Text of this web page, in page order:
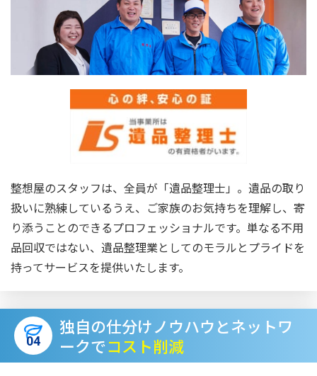
整想屋のスタッフは、全員が「遺品整理士」。遺品の取り
扱いに熟練しているうえ、ご家族のお気持ちを理解し、寄
り添うことのできるプロフェッショナルです。単なる不用
品回収ではない、遺品整理業としてのモラルとプライドを
持ってサービスを提供いたします。
04
独自の仕分けノウハウとネットワ
ークでコスト削減